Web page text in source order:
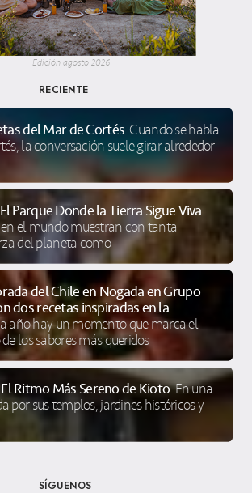
Edición agosto 2026
RECIENTE
del Mar de Cortés Cuando se habla
la conversación suele girar alrededor
Parque Donde la Tierra Sigue Viva
en el mundo muestran con tanta
del planeta como
del Chile en Nogada en Grupo
dos recetas inspiradas en la
año hay un momento que marca el
los sabores más queridos
Ritmo Más Sereno de Kioto En una
por sus templos, jardines históricos y
SÍGUENOS